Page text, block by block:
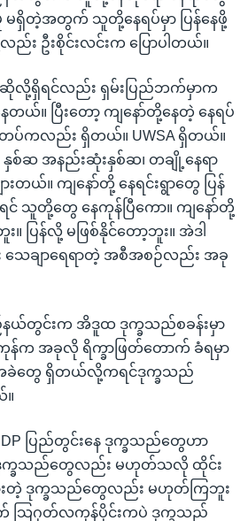
မရှိတဲ့အတွက် သူတို့နေရပ်မှာ ပြန်နေဖို့
း ဦးစိုင်းလင်းက ပြောပါတယ်။
လို့ရှိရင်လည်း ရှမ်းပြည်ဘက်မှာက
ယ်။ ပြီးတော့ ကျနော်တို့နေတဲ့ နေရပ်
တပ်ကလည်း ရှိတယ်။ UWSA ရှိတယ်။
စ်ဆ အနည်းဆုံးနှစ်ဆ၊ တချို့နေရာ
တယ်။ ကျနော်တို့ နေရင်းရွာတွေ ပြန်
င် သူတို့တွေ နေကုန်ပြီကော။ ကျနော်တို့
း။ ပြန်လို့ မဖြစ်နိုင်တော့ဘူး။ အဲဒါ
သေချာရေရာတဲ့ အစီအစဉ်လည်း အခု
ယ်တွင်းက အိဒူထ ဒုက္ခသည်စခန်းမှာ
အခုလို ရိက္ခာဖြတ်တောက် ခံရမှာ
တွေ ရှိတယ်လို့ကရင်ဒုက္ခသည်
။
ပြည်တွင်းနေ ဒုက္ခသည်တွေဟာ
င် ဒုက္ခသည်တွေလည်း မဟုတ်သလို ထိုင်း
တဲ့ ဒုက္ခသည်တွေလည်း မဟုတ်ကြဘူး
သြဂုတ်လကုန်ပိုင်းကပဲ ဒုက္ခသည်